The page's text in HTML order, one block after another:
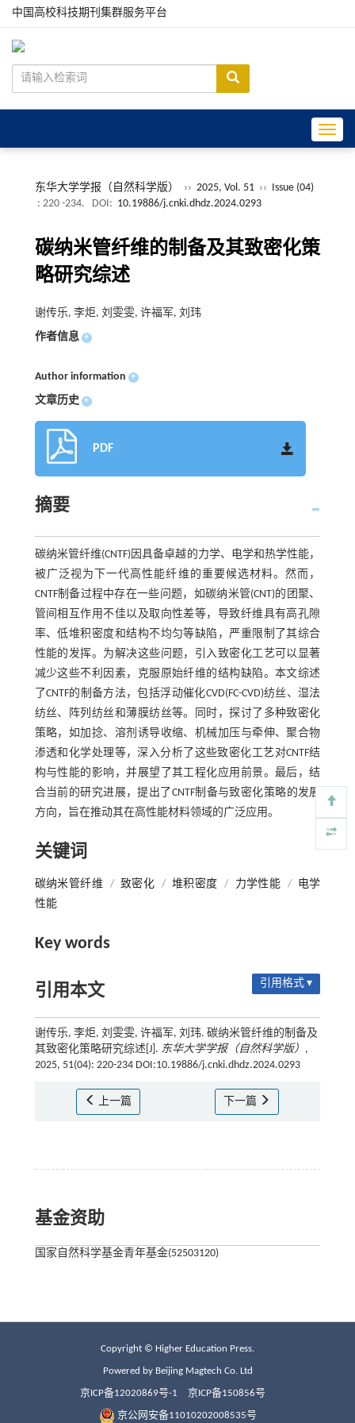
中国高校科技期刊集群服务平台
东华大学学报（自然科学版） ›› 2025, Vol. 51 ›› Issue (04)
: 220 -234.
DOI: 10.19886/j.cnki.dhdz.2024.0293
碳纳米管纤维的制备及其致密化策
略研究综述
谢传乐, 李炬, 刘雯雯, 许福军, 刘玮
作者信息 +
Author information +
文章历史 +
PDF
摘要
碳纳米管纤维(CNTF)因具备卓越的力学、电学和热学性能，
被广泛视为下一代高性能纤维的重要候选材料。然而，
CNTF制备过程中存在一些问题，如碳纳米管(CNT)的团聚、
管间相互作用不佳以及取向性差等，导致纤维具有高孔隙
率、低堆积密度和结构不均匀等缺陷，严重限制了其综合
性能的发挥。为解决这些问题，引入致密化工艺可以显著
减少这些不利因素，克服原始纤维的结构缺陷。本文综述
了CNTF的制备方法，包括浮动催化CVD(FC-CVD)纺丝、湿法
纺丝、阵列纺丝和薄膜纺丝等。同时，探讨了多种致密化
策略，如加捻、溶剂诱导收缩、机械加压与牵伸、聚合物
渗透和化学处理等，深入分析了这些致密化工艺对CNTF结
构与性能的影响，并展望了其工程化应用前景。最后，结
合当前的研究进展，提出了CNTF制备与致密化策略的发展
方向，旨在推动其在高性能材料领域的广泛应用。
关键词
碳纳米管纤维 / 致密化 / 堆积密度 / 力学性能 /
电学
性能
Key words
引用本文 引用格式 ▾
谢传乐, 李炬, 刘雯雯, 许福军, 刘玮. 碳纳米管纤维的制备及
其致密化策略研究综述[J]. 东华大学学报（自然科学版） ,
2025, 51(04): 220-234 DOI:10.19886/j.cnki.dhdz.2024.0293
上一篇 下一篇
基金资助
国家自然科学基金青年基金(52503120)
Copyright © Higher Education Press.
Powered by Beijing Magtech Co. Ltd
京ICP备12020869号-1 京ICP备150856号
京公网安备11010202008535号